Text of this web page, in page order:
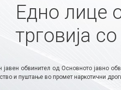
Едно лице
трговија
обвинител од Основното јавно
и пуштање во промет наркотични